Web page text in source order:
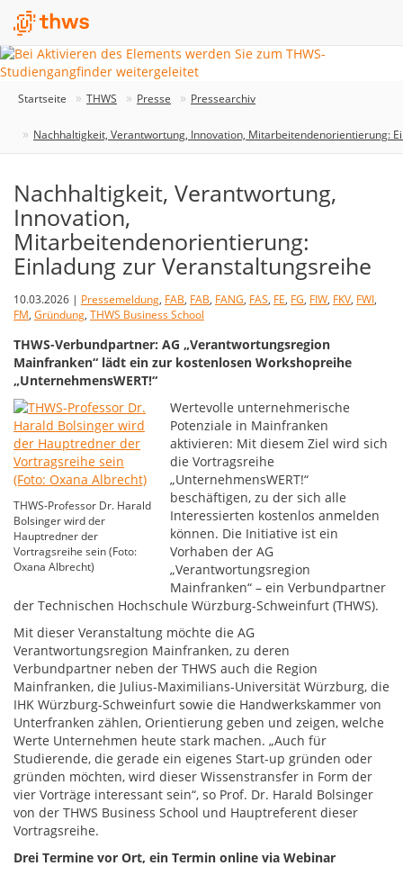
Startseite THWS Presse Pressearchiv
Nachhaltigkeit, Verantwortung, Innovation, Mitarbeitendenorientierung:
Nachhaltigkeit, Verantwortung,
Innovation,
Mitarbeitendenorientierung:
Einladung zur Veranstaltungsreihe
10.03.2026 | Pressemeldung, FAB, FAB, FANG, FAS, FE, FG, FIW, FKV, FWI,
FM, Gründung, THWS Business School
THWS-Verbundpartner: AG „Verantwortungsregion
Mainfranken“ lädt ein zur kostenlosen Workshopreihe
„UnternehmensWERT!“
THWS-Professor Dr. Harald
Bolsinger wird der
Hauptredner der
Vortragsreihe sein (Foto:
Oxana Albrecht)
Wertevolle unternehmerische
Potenziale in Mainfranken
aktivieren: Mit diesem Ziel wird sich
die Vortragsreihe
„UnternehmensWERT!“
beschäftigen, zu der sich alle
Interessierten kostenlos anmelden
können. Die Initiative ist ein
Vorhaben der AG
„Verantwortungsregion
Mainfranken“ – ein Verbundpartner
der Technischen Hochschule Würzburg-Schweinfurt (THWS).
Mit dieser Veranstaltung möchte die AG
Verantwortungsregion Mainfranken, zu deren
Verbundpartner neben der THWS auch die Region
Mainfranken, die Julius-Maximilians-Universität Würzburg, die
IHK Würzburg-Schweinfurt sowie die Handwerkskammer von
Unterfranken zählen, Orientierung geben und zeigen, welche
Werte Unternehmen heute stark machen. „Auch für
Studierende, die gerade ein eigenes Start-up gründen oder
gründen möchten, wird dieser Wissenstransfer in Form der
vier Vorträge interessant sein“, so Prof. Dr. Harald Bolsinger
von der THWS Business School und Hauptreferent dieser
Vortragsreihe.
Drei Termine vor Ort, ein Termin online via Webinar